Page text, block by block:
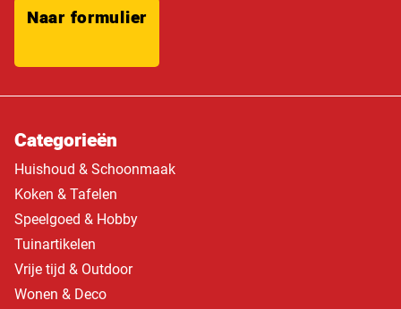
Naar formulier
Categorieën
Huishoud & Schoonmaak
Koken & Tafelen
Speelgoed & Hobby
Tuinartikelen
Vrije tijd & Outdoor
Wonen & Deco